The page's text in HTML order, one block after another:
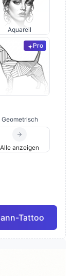
Aquarell
Pro
Geometrisch
Alle anzeigen
Tattoo